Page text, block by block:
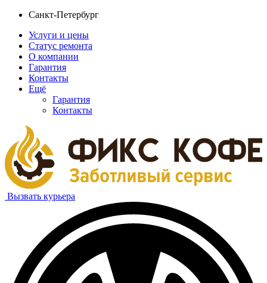
Санкт-Петербург
Услуги и цены
Статус ремонта
О компании
Гарантия
Контакты
Ещё
Гарантия
Контакты
Вызвать курьера